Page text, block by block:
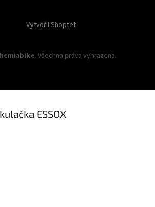
Vytvořil Shoptet
. Všechna práva vyhrazena.
ESSOX